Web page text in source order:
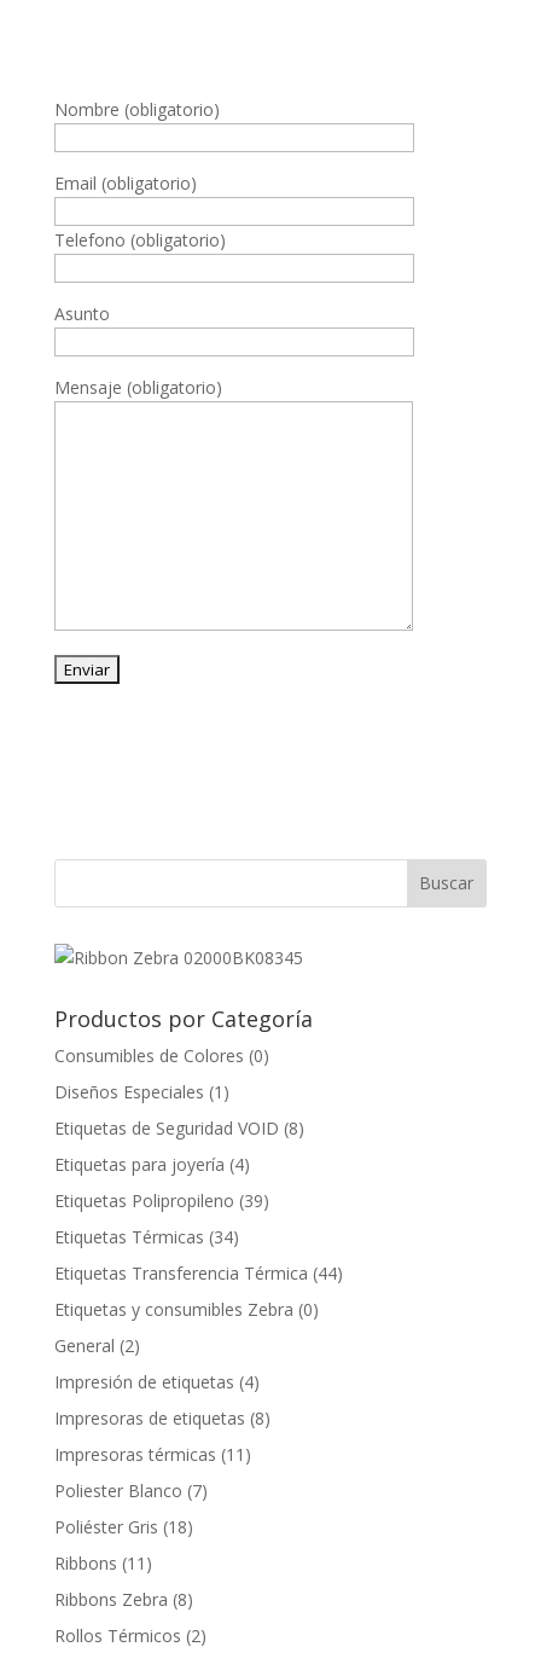
Nombre (obligatorio)
Email (obligatorio)
Telefono (obligatorio)
Asunto
Mensaje (obligatorio)
Productos por Categoría
Consumibles de Colores (0)
Diseños Especiales (1)
Etiquetas de Seguridad VOID (8)
Etiquetas para joyería (4)
Etiquetas Polipropileno (39)
Etiquetas Térmicas (34)
Etiquetas Transferencia Térmica (44)
Etiquetas y consumibles Zebra (0)
General (2)
Impresión de etiquetas (4)
Impresoras de etiquetas (8)
Impresoras térmicas (11)
Poliester Blanco (7)
Poliéster Gris (18)
Ribbons (11)
Ribbons Zebra (8)
Rollos Térmicos (2)